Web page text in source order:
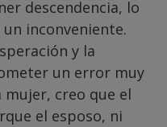
descendencia, lo
inconveniente.
y la
un error muy
mujer, creo que el
el esposo, ni